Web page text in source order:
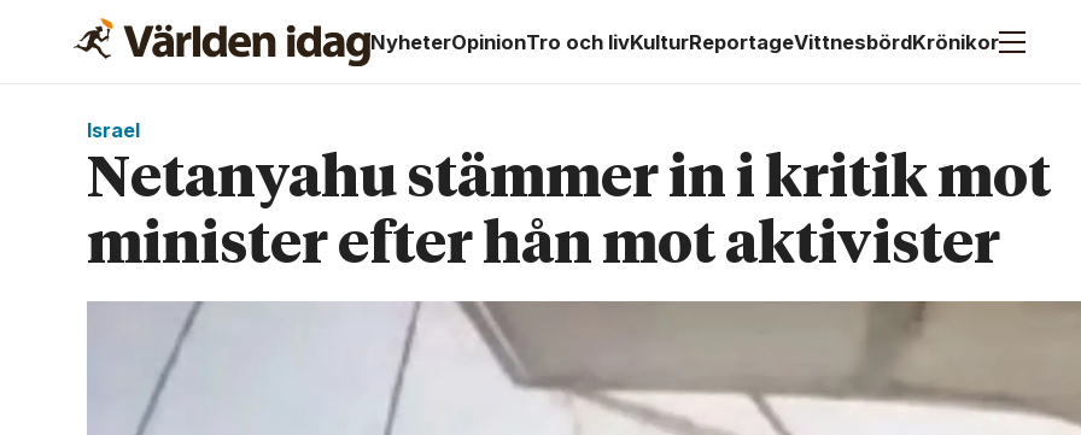
NyheterOpinionTro och livKulturReportageVittnesbördKrönikor
Israel
Netanyahu stämmer in i kritik mot
minister efter hån mot aktivister